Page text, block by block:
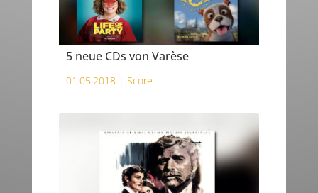
5 neue CDs von Varèse
01.05.2018 | Score